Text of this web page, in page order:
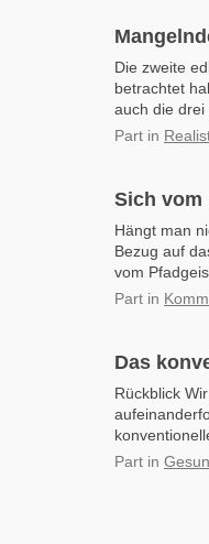
Die zweite
betrachtet
auch die drei
Part in
Sich vom
Hängt man
Bezug auf
vom
Part in
Das
Rückblick
Part in